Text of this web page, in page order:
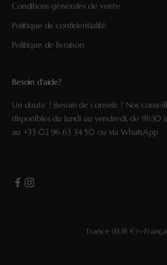
Conditions générales de vente
Politique de confidentialité
Politique de livraison
Besoin d'aide?
Un doute ? Besoin de conseils ? Nos
disponibles du lundi au vendredi, de 9h30
au +33 02 96 63 34 50 ou via WhatsApp
France (EUR €)